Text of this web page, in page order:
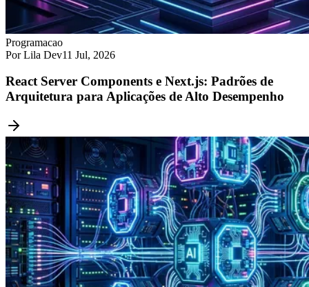
Programacao
Por Lila Dev11 Jul, 2026
React Server Components e Next.js: Padrões de
Arquitetura para Aplicações de Alto Desempenho